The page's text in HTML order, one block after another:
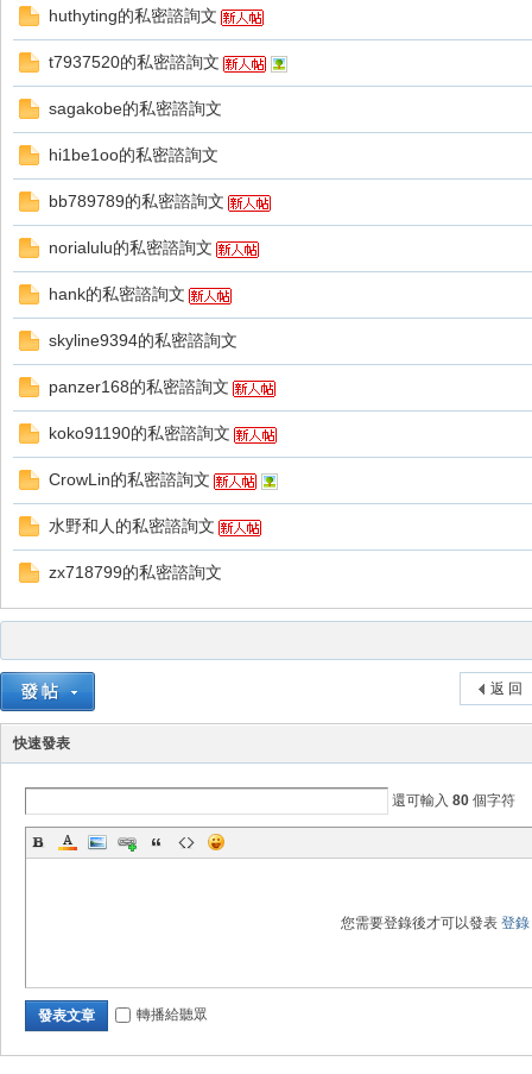
掛|
huthyting的私密諮詢文
t7937520的私密諮詢文
sagakobe的私密諮詢文
hi1be1oo的私密諮詢文
bb789789的私密諮詢文
norialulu的私密諮詢文
hank的私密諮詢文
skyline9394的私密諮詢文
panzer168的私密諮詢文
koko91190的私密諮詢文
CrowLin的私密諮詢文
水野和人的私密諮詢文
zx718799的私密諮詢文
返 回
快速發表
還可輸入 80 個字符
您需要登錄後才可以發表 登錄
發表文章 轉播給聽眾